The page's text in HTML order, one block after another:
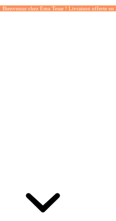
Bienvenue chez Ema Tesse ! Livraison offerte